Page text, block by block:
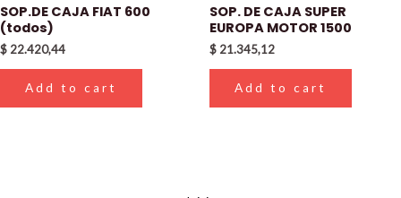
SOP.DE CAJA FIAT 600
(todos)
$ 22.420,44
Add to cart
SOP. DE CAJA SUPER
EUROPA MOTOR 1500
$ 21.345,12
Add to cart